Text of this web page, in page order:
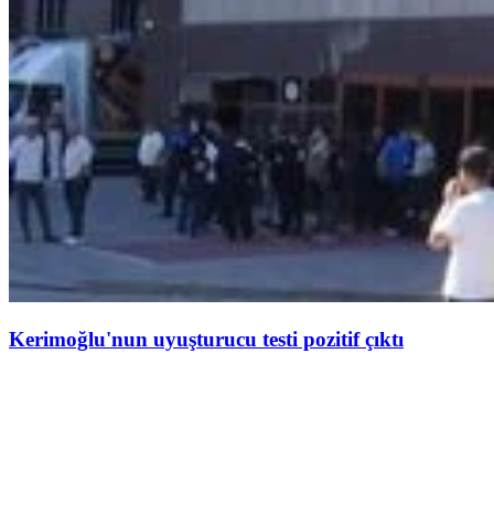
Kerimoğlu'nun uyuşturucu testi pozitif çıktı